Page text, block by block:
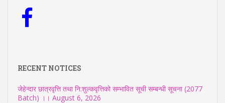
RECENT NOTICES
जेहेन्दार छात्रवृत्ति तथा नि:शुल्कवृत्तिको सम्भावित सूची सम्बन्धी सूचना (2077
Batch) ।। August 6, 2026